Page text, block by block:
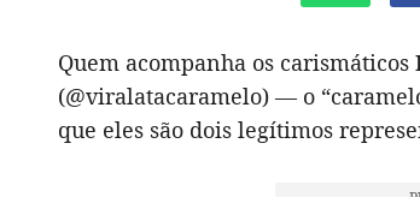
Quem acompanha os carismáticos
(@viralatacaramelo) — o
que eles são dois legítimos